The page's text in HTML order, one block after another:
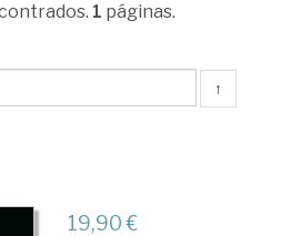
1 páginas.
↑
19,90 €